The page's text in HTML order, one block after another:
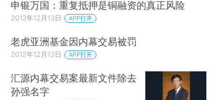
申银万国：重复抵押是铜融资的真正风险
2012年12月13日 APP打开
老虎亚洲基金因内幕交易被罚
2012年12月13日 APP打开
汇源内幕交易案最新文件除去
孙强名字